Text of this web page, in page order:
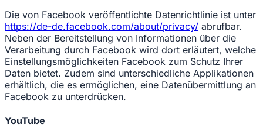
Die von Facebook veröffentlichte Datenrichtlinie ist unter
https://de-de.facebook.com/about/privacy/ abrufbar.
Neben der Bereitstellung von Informationen über die
Verarbeitung durch Facebook wird dort erläutert, welche
Einstellungsmöglichkeiten Facebook zum Schutz Ihrer
Daten bietet. Zudem sind unterschiedliche Applikationen
erhältlich, die es ermöglichen, eine Datenübermittlung an
Facebook zu unterdrücken.
YouTube